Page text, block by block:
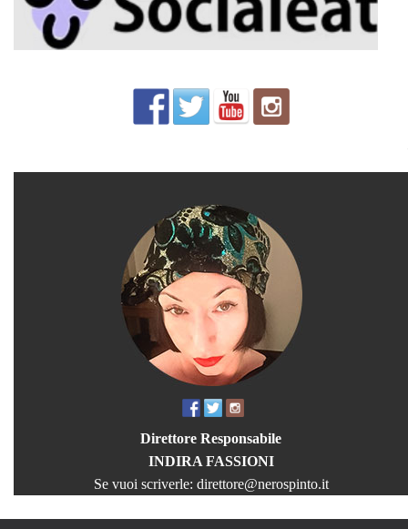
Direttore Responsabile
INDIRA FASSIONI
Se vuoi scriverle: direttore@nerospinto.it